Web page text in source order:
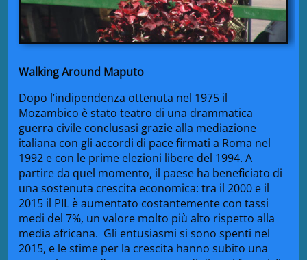
Walking Around Maputo
Dopo l’indipendenza ottenuta nel 1975 il
Mozambico è stato teatro di una drammatica
guerra civile conclusasi grazie alla mediazione
italiana con gli accordi di pace firmati a Roma nel
1992 e con le prime elezioni libere del 1994. A
partire da quel momento, il paese ha beneficiato di
una sostenuta crescita economica: tra il 2000 e il
2015 il PIL è aumentato costantemente con tassi
medi del 7%, un valore molto più alto rispetto alla
media africana. Gli entusiasmi si sono spenti nel
2015, e le stime per la crescita hanno subito una